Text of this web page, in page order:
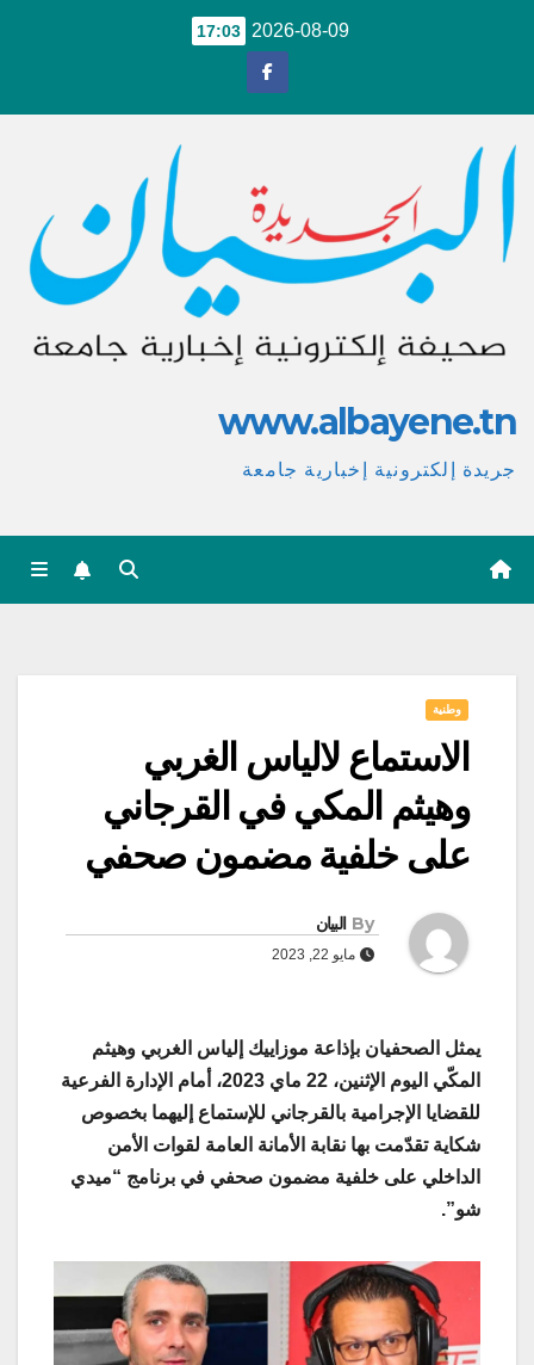
2026-08-09
17:03
www.albayene.tn
جريدة إلكترونية إخبارية جامعة
وطنية
الاستماع لالياس الغربي
وهيثم المكي في القرجاني
على خلفية مضمون صحفي
By البيان
مايو 22, 2023
يمثل الصحفيان بإذاعة موزاييك إلياس الغربي وهيثم
المكّي اليوم الإثنين، 22 ماي 2023، أمام الإدارة الفرعية
للقضايا الإجرامية بالقرجاني للإستماع إليهما بخصوص
شكاية تقدّمت بها نقابة الأمانة العامة لقوات الأمن
الداخلي على خلفية مضمون صحفي في برنامج “ميدي
شو”.